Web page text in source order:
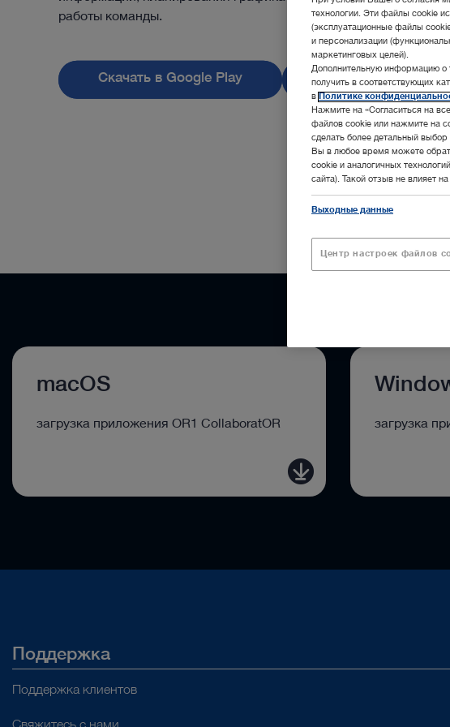
работы команды.
Скачать в Google Play Скачать для iOS в
macOS
загрузка приложения OR1 CollaboratOR загрузка
Поддержка
Поддержка клиентов
технологии. Эти файлы cookie
(эксплуатационные файлы
и персонализации
маркетинговых целей).
Дополнительную информацию
получить в соответствующих
в
Политике
Нажмите на «Согласиться на
файлов cookie или нажмите на
сделать более детальный
Вы в любое время можете
cookie и аналогичных
сайта). Такой отзыв не влияет
Выходные данные
Центр настроек файлов